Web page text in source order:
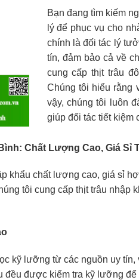
Bạn đang tìm kiếm
lý để phục vụ cho
chính là đối tác lý
tín, đảm bảo cả về
cung cấp thịt trâu
Chúng tôi hiểu rằng
vậy, chúng tôi luôn
giúp đối tác tiết kiệm
: Chất Lượng Cao, Giá Sỉ
khẩu chất lượng cao, giá sỉ
tôi cung cấp thịt trâu
kỹ lưỡng từ các nguồn uy
được kiểm tra kỹ lưỡng